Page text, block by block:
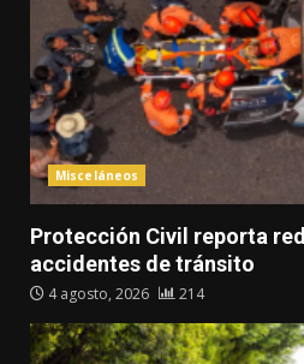
Misceláneos
Protección Civil reporta
accidentes de tránsito
4 agosto, 2026 214